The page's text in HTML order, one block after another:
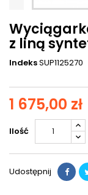
z liną
IndeksSUP1125270
1 675,00 zł
Ilość
Udostępnij